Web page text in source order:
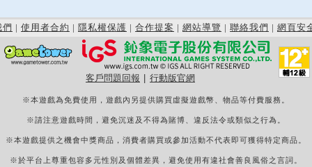
們 | 使用者合約 | 隱私權保護 | 合作提案 | 網站導覽 | 聯絡我們 | 網頁安
客戶問題回報 行動版官網
※本遊戲為免費使用，遊戲內另提供購買虛擬遊戲幣、物品等付費服務。
※請注意遊戲時間，避免沉迷及不得為賭博、違反法令或類似之行為。
※本遊戲提供之機會中獎商品，消費者購買或參加活動不代表即可獲得特定商品。
※於平台上尊重包容多元性別及個體差異，避免使用有違社會善良風俗之言詞。